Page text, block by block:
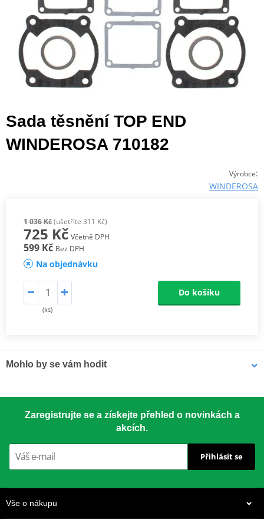
Sada těsnění TOP END
WINDEROSA 710182
Výrobce:
WINDEROSA
1 036 Kč(ušetříte 311 Kč)
725 Kč Včetně DPH
599 Kč Bez DPH
Na objednávku
(ks)
Do košíku
Mohlo by se vám hodit
Zaregistrujte se a získejte přehled o novinkách a
akcích.
Přihlásit se
Vše o nákupu